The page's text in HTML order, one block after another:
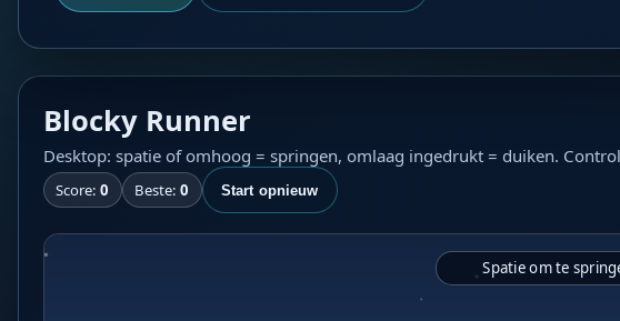
Blocky Runner
Desktop: spatie of omhoog = springen, omlaag ingedrukt = duiken.
Score:0 Beste:0 Start opnieuw
Spatie om te